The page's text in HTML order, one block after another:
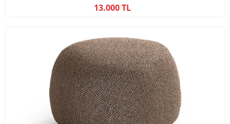
13.000 TL